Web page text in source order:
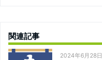
関連記事
2024年6月28日